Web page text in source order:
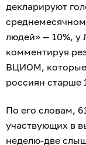
декларируют
людей» — 10%,
комментируя
ВЦИОМ, которые
россиян старше
По его словам,
участвующих в
неделю-две